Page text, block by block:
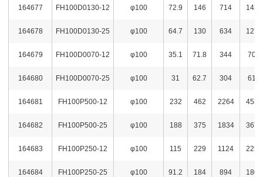
164677 FH100D0130-12 φ100 72.9 146 714 1434
164678 FH100D0130-25 φ100 64.7 130 634 1274
164679 FH100D0070-12 φ100 35.1 71.8 344 704
164680 FH100D0070-25 φ100 31 62.7 304 614
164681 FH100P500-12 φ100 232 462 2264 4537
164682 FH100P500-25 φ100 188 375 1834 3678
164683 FH100P250-12 φ100 115 229 1124 2250
164684 FH100P250-25 φ100 91.2 184 894 1804